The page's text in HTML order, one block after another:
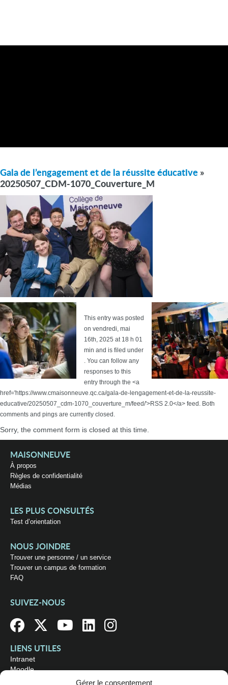
Gérer le consentement
Gala de l’engagement et de la réussite éducative »
20250507_CDM-1070_Couverture_M
This entry was posted
on vendredi, mai
16th, 2025 at 18 h 01
min and is filed under
. You can follow any
responses to this
entry through the <a
href='https://www.cmaisonneuve.qc.ca/gala-de-lengagement-et-de-la-reussite-
educative/20250507_cdm-1070_couverture_m/feed/'>RSS 2.0</a> feed. Both
comments and pings are currently closed.
Sorry, the comment form is closed at this time.
MAISONNEUVE
À propos
Règles de confidentialité
Médias
LES PLUS CONSULTÉS
Test d’orientation
NOUS JOINDRE
Trouver une personne / un service
Trouver un campus de formation
FAQ
SUIVEZ-NOUS
LIENS UTILES
Intranet
Moodle